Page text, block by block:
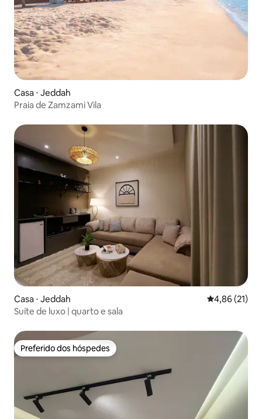
Casa ⋅ Jeddah
Praia de Zamzami Vila
Casa ⋅ Jeddah 4,86 de uma
4,86 (21)
Suíte de luxo | quarto e sala
Preferido dos hóspedes
Preferido dos hóspedes